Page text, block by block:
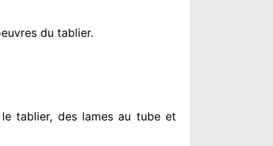
du tablier.
tablier, des lames au tube et